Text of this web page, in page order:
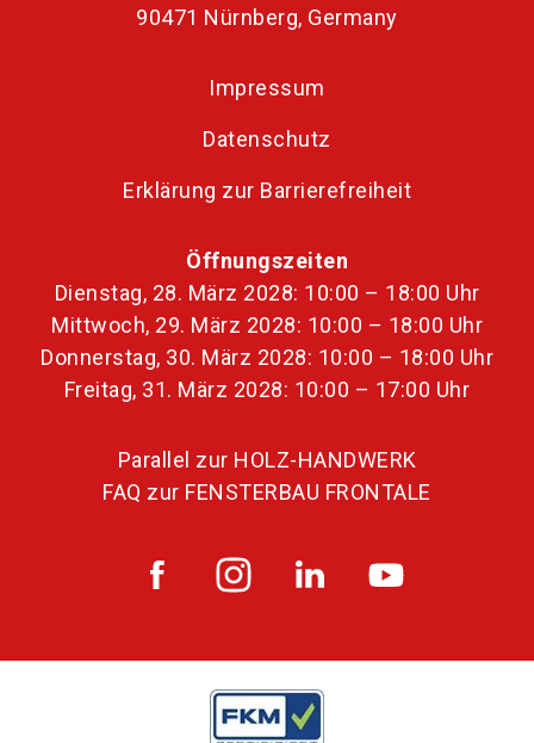
90471 Nürnberg, Germany
Impressum
Datenschutz
Erklärung zur Barrierefreiheit
Öffnungszeiten
Dienstag, 28. März 2028: 10:00 – 18:00 Uhr
Mittwoch, 29. März 2028: 10:00 – 18:00 Uhr
Donnerstag, 30. März 2028: 10:00 – 18:00 Uhr
Freitag, 31. März 2028: 10:00 – 17:00 Uhr
Parallel zur HOLZ-HANDWERK
FAQ zur FENSTERBAU FRONTALE